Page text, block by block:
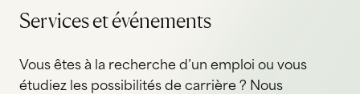
Services et événements
Vous êtes à la recherche d’un emploi ou vous
étudiez les possibilités de carrière ? Nous